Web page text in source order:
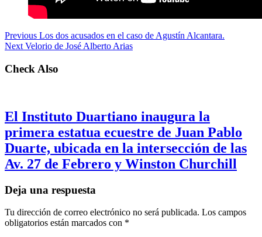
Previous Los dos acusados en el caso de Agustín Alcantara.
Next Velorio de José Alberto Arias
Check Also
El Instituto Duartiano inaugura la
primera estatua ecuestre de Juan Pablo
Duarte, ubicada en la intersección de las
Av. 27 de Febrero y Winston Churchill
Deja una respuesta
Tu dirección de correo electrónico no será publicada. Los campos
obligatorios están marcados con *